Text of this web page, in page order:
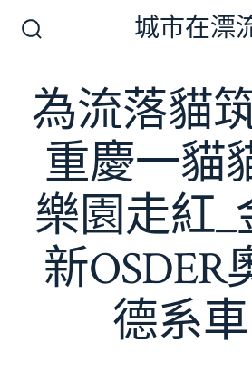
切
換
開
關
城市在漂
為流落貓
重慶一貓
樂園走紅_
新OSDER
德系